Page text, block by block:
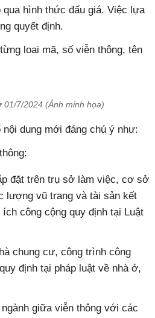
hình thức đấu giá. Việc lựa
quyết định.
loại mã, số viễn thông, tên
01/7/2024 (Ảnh minh họa)
dung mới đáng chú ý như:
đặt trên trụ sở làm việc, cơ sở
lượng vũ trang và tài sản kết
công cộng quy định tại Luật
chung cư, công trình công
định tại pháp luật về nhà ở,
giữa viễn thông với các